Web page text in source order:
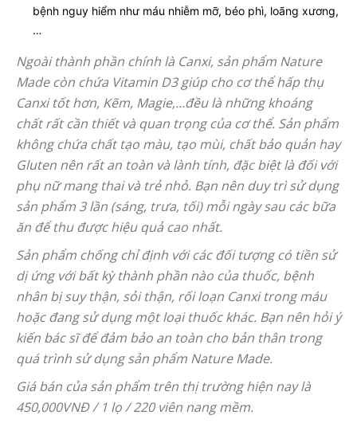
bệnh nguy hiểm như máu nhiễm mỡ, béo phì, loãng xương,
…
Ngoài thành phần chính là Canxi, sản phẩm Nature
Made còn chứa Vitamin D3 giúp cho cơ thể hấp thụ
Canxi tốt hơn, Kẽm, Magie,…đều là những khoáng
chất rất cần thiết và quan trọng của cơ thể. Sản phẩm
không chứa chất tạo màu, tạo mùi, chất bảo quản hay
Gluten nên rất an toàn và lành tính, đặc biệt là đối với
phụ nữ mang thai và trẻ nhỏ. Bạn nên duy trì sử dụng
sản phẩm 3 lần (sáng, trưa, tối) mỗi ngày sau các bữa
ăn để thu được hiệu quả cao nhất.
Sản phẩm chống chỉ định với các đối tượng có tiền sử
dị ứng với bất kỳ thành phần nào của thuốc, bệnh
nhân bị suy thận, sỏi thận, rối loạn Canxi trong máu
hoặc đang sử dụng một loại thuốc khác. Bạn nên hỏi ý
kiến bác sĩ để đảm bảo an toàn cho bản thân trong
quá trình sử dụng sản phẩm Nature Made.
Giá bán của sản phẩm trên thị trường hiện nay là
450,000VNĐ / 1 lọ / 220 viên nang mềm.